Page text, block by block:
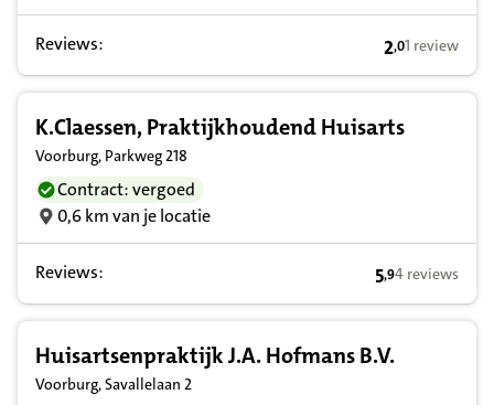
Reviews: 2,0 op basis
2,01 review
K.Claessen, Praktijkhoudend Huisarts
Voorburg, Parkweg 218
Contract: vergoed
0,6 km van je locatie
Reviews: 5,9 op basis
5,94 reviews
Huisartsenpraktijk J.A. Hofmans B.V.
Voorburg, Savallelaan 2